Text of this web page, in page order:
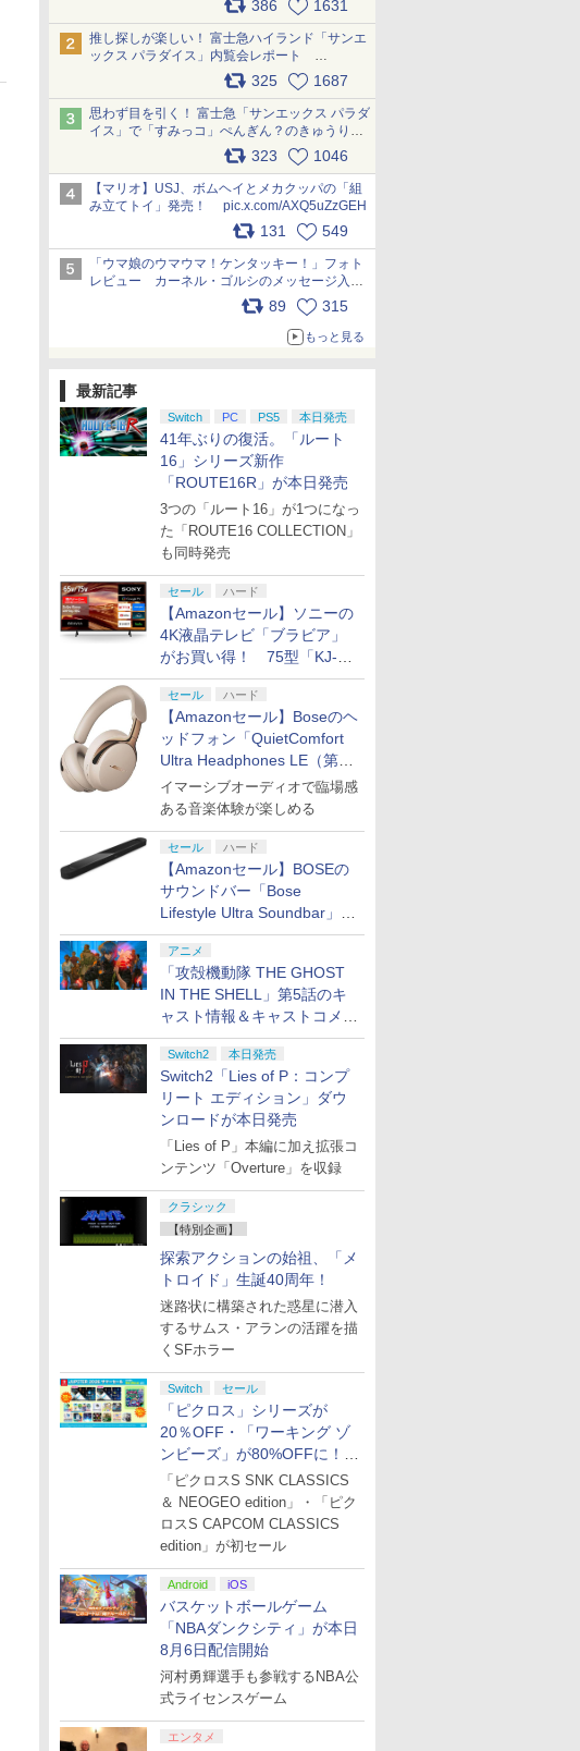
介 pic.x.com/bDYkq8oRFu
386 1631
推し探しが楽しい！ 富士急ハイランド「サンエ
ックス パラダイス」内覧会レポート
325 1687
思わず目を引く！ 富士急「サンエックス パラダ
イス」で「すみっコ」ぺんぎん？のきゅうりド
ッグを食べてみた イラストそのままのメニュ
ー化に挑戦。これが意外にもおいしい
pic.x.com/Kgl04hZaeg
323 1046
【マリオ】USJ、ボムヘイとメカクッパの「組
み立てトイ」発売！ pic.x.com/AXQ5uZzGEH
131 549
「ウマ娘のウマウマ！ケンタッキー！」フォト
レビュー カーネル・ゴルシのメッセージ入り
パッケージや描き下ろしトレカなどが登場
89 315
もっと見る
最新記事
Switch PC PS5 本日発売
41年ぶりの復活。「ルート
16」シリーズ新作
「ROUTE16R」が本日発売
3つの「ルート16」が1つになっ
た「ROUTE16 COLLECTION」
も同時発売
セール ハード
【Amazonセール】ソニーの
4K液晶テレビ「ブラビア」
がお買い得！ 75型「KJ-
75X75WL」などラインナッ
プ
セール ハード
【Amazonセール】Boseのヘ
ッドフォン「QuietComfort
Ultra Headphones LE（第2
世代）」などお買い得価格で
登場
イマーシブオーディオで臨場感
ある音楽体験が楽しめる
セール ハード
【Amazonセール】BOSEの
サウンドバー「Bose
Lifestyle Ultra Soundbar」
や、サブウーファー「Bose
Lifestyle Ultra Subwoofer」
などお買い得！
アニメ
「攻殻機動隊 THE GHOST
IN THE SHELL」第5話のキ
ャスト情報＆キャストコメン
ト、エンドカードを公開！
Switch2 本日発売
Switch2「Lies of P：コンプ
リート エディション」ダウ
ンロードが本日発売
「Lies of P」本編に加え拡張コ
ンテンツ「Overture」を収録
クラシック
【特別企画】
探索アクションの始祖、「メ
トロイド」生誕40周年！
迷路状に構築された惑星に潜入
するサムス・アランの活躍を描
くSFホラー
Switch セール
「ピクロス」シリーズが
20％OFF・「ワーキング ゾ
ンビーズ」が80%OFFに！
「ジュピターサマーセール
2026」開催
「ピクロスS SNK CLASSICS
＆ NEOGEO edition」・「ピク
ロスS CAPCOM CLASSICS
edition」が初セール
Android iOS
バスケットボールゲーム
「NBAダンクシティ」が本日
8月6日配信開始
河村勇輝選手も参戦するNBA公
式ライセンスゲーム
エンタメ